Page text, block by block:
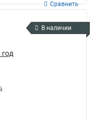
Сравнить
В наличии
год